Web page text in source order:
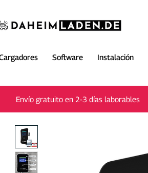
Software Instalación
Envío gratuito en 2-3 días laborables